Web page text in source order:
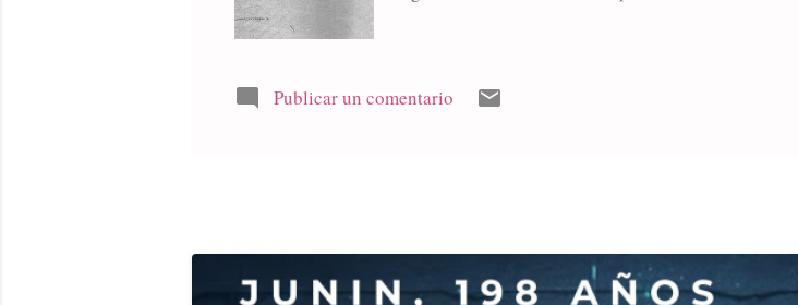
Publicar un comentario